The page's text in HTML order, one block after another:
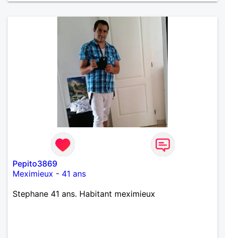
Pepito3869
Meximieux - 41 ans
Stephane 41 ans. Habitant meximieux